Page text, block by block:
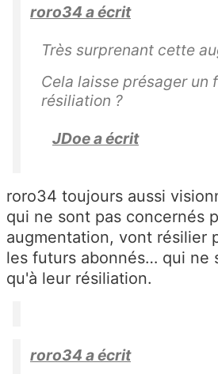
roro34 a écrit
Très surprenant cette
Cela laisse présager un
résiliation ?
JDoe a écrit
roro34 toujours aussi
qui ne sont pas concernés
augmentation, vont résilier
les futurs abonnés… qui ne
qu'à leur résiliation.
roro34 a écrit